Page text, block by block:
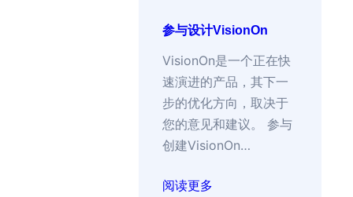
参与设计VisionOn
VisionOn是一个正在快
速演进的产品，其下一
步的优化方向，取决于
您的意见和建议。 参与
创建VisionOn…
阅读更多